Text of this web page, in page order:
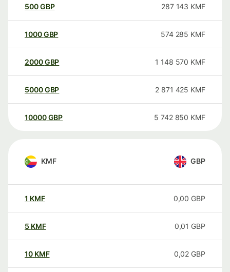
500GBP 287 143 KMF
1000GBP 574 285 KMF
2000GBP 1 148 570 KMF
5000GBP 2 871 425 KMF
10000 GBP 5 742 850 KMF
KMF GBP
1 KMF 0,00 GBP
5 KMF 0,01 GBP
10 KMF 0,02 GBP